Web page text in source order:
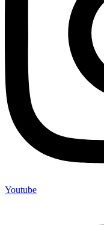
Youtube